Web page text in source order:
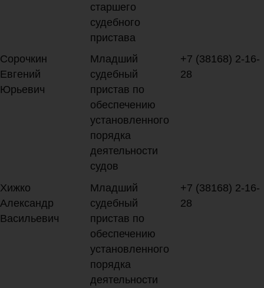
старшего
судебного
пристава
Сорочкин
Евгений
Юрьевич
Младший
судебный
пристав по
обеспечению
установленного
порядка
деятельности
судов
+7 (38168) 2-16-
28
Хижко
Александр
Васильевич
Младший
судебный
пристав по
обеспечению
установленного
порядка
деятельности
+7 (38168) 2-16-
28